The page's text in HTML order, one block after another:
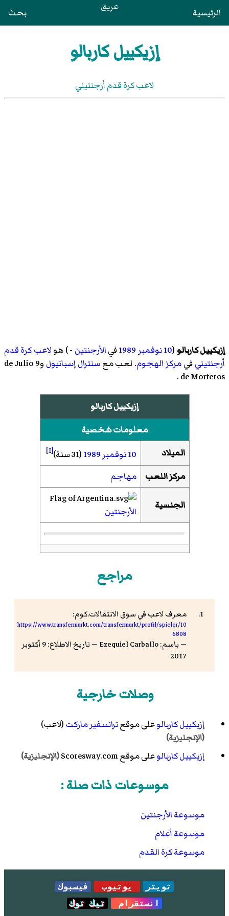
الرئيسية عريق بحث
إزيكييل كاربالو
لاعب كرة قدم أرجنتيني
إزيكييل كاربالو (10 نوفمبر 1989فيالأرجنتين - ) هولاعب كرة قدم
أرجنتينيفيمركز الهجوم. لعب معسنترال إسبانيول
و9 de Julio
de Morteros
.
إزيكييل كاربالو
معلومات شخصية
الميلاد
10 نوفمبر 1989(31 سنة) [1]
مركز اللعب مهاجم
الجنسية الأرجنتين
مراجع
معرف لاعب في سوق الانتقالات.كوم:
https://www.transfermarkt.com/transfermarkt/profil/spieler/10
6808
— باسم: Ezequiel Carballo — تاريخ الاطلاع: 9 أكتوبر
2017
وصلات خارجية
إزيكييل كاربالوعلى موقعترانسفير ماركت(لاعب)
(الإنجليزية)
إزيكييل كاربالوعلى موقع Scoresway.com (الإنجليزية)
موسوعات ذات صلة :
موسوعة الأرجنتين
موسوعة أعلام
موسوعة كرة القدم
تويتر يوتيوب
فيسبوك
انستقرام
تيك توك